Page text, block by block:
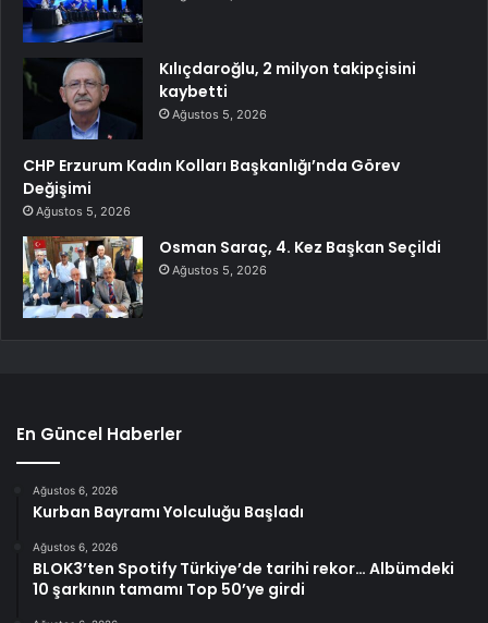
Kılıçdaroğlu, 2 milyon takipçisini
kaybetti
Ağustos 5, 2026
CHP Erzurum Kadın Kolları Başkanlığı’nda Görev
Değişimi
Ağustos 5, 2026
Osman Saraç, 4. Kez Başkan Seçildi
Ağustos 5, 2026
En Güncel Haberler
Ağustos 6, 2026
Kurban Bayramı Yolculuğu Başladı
Ağustos 6, 2026
BLOK3’ten Spotify Türkiye’de tarihi rekor… Albümdeki
10 şarkının tamamı Top 50’ye girdi